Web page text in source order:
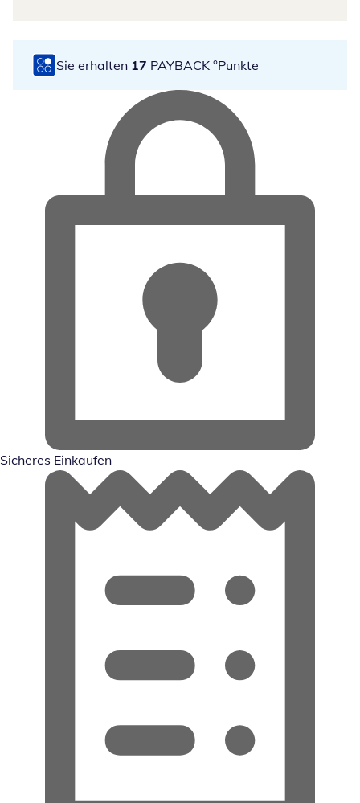
Sie erhalten 17 PAYBACK °Punkte
Sicheres Einkaufen